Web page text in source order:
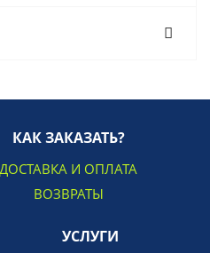
КАК ЗАКАЗАТЬ?
ДОСТАВКА И ОПЛАТА
ВОЗВРАТЫ
УСЛУГИ